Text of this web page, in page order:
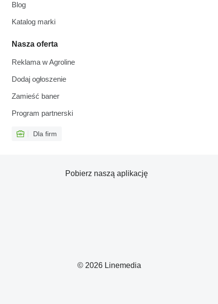
Blog
Katalog marki
Nasza oferta
Reklama w Agroline
Dodaj ogłoszenie
Zamieść baner
Program partnerski
Dla firm
© 2026 Linemedia
Pobierz naszą aplikację